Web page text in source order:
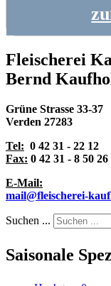
Fleischerei
Bernd
Grüne Strasse 33-37
Verden 27283
Tel: 0 42 31 - 22 12
Fax: 0 42 31 - 8 50 26
E-Mail:
mail@fleischerei-
Suchen ...
Saisonale